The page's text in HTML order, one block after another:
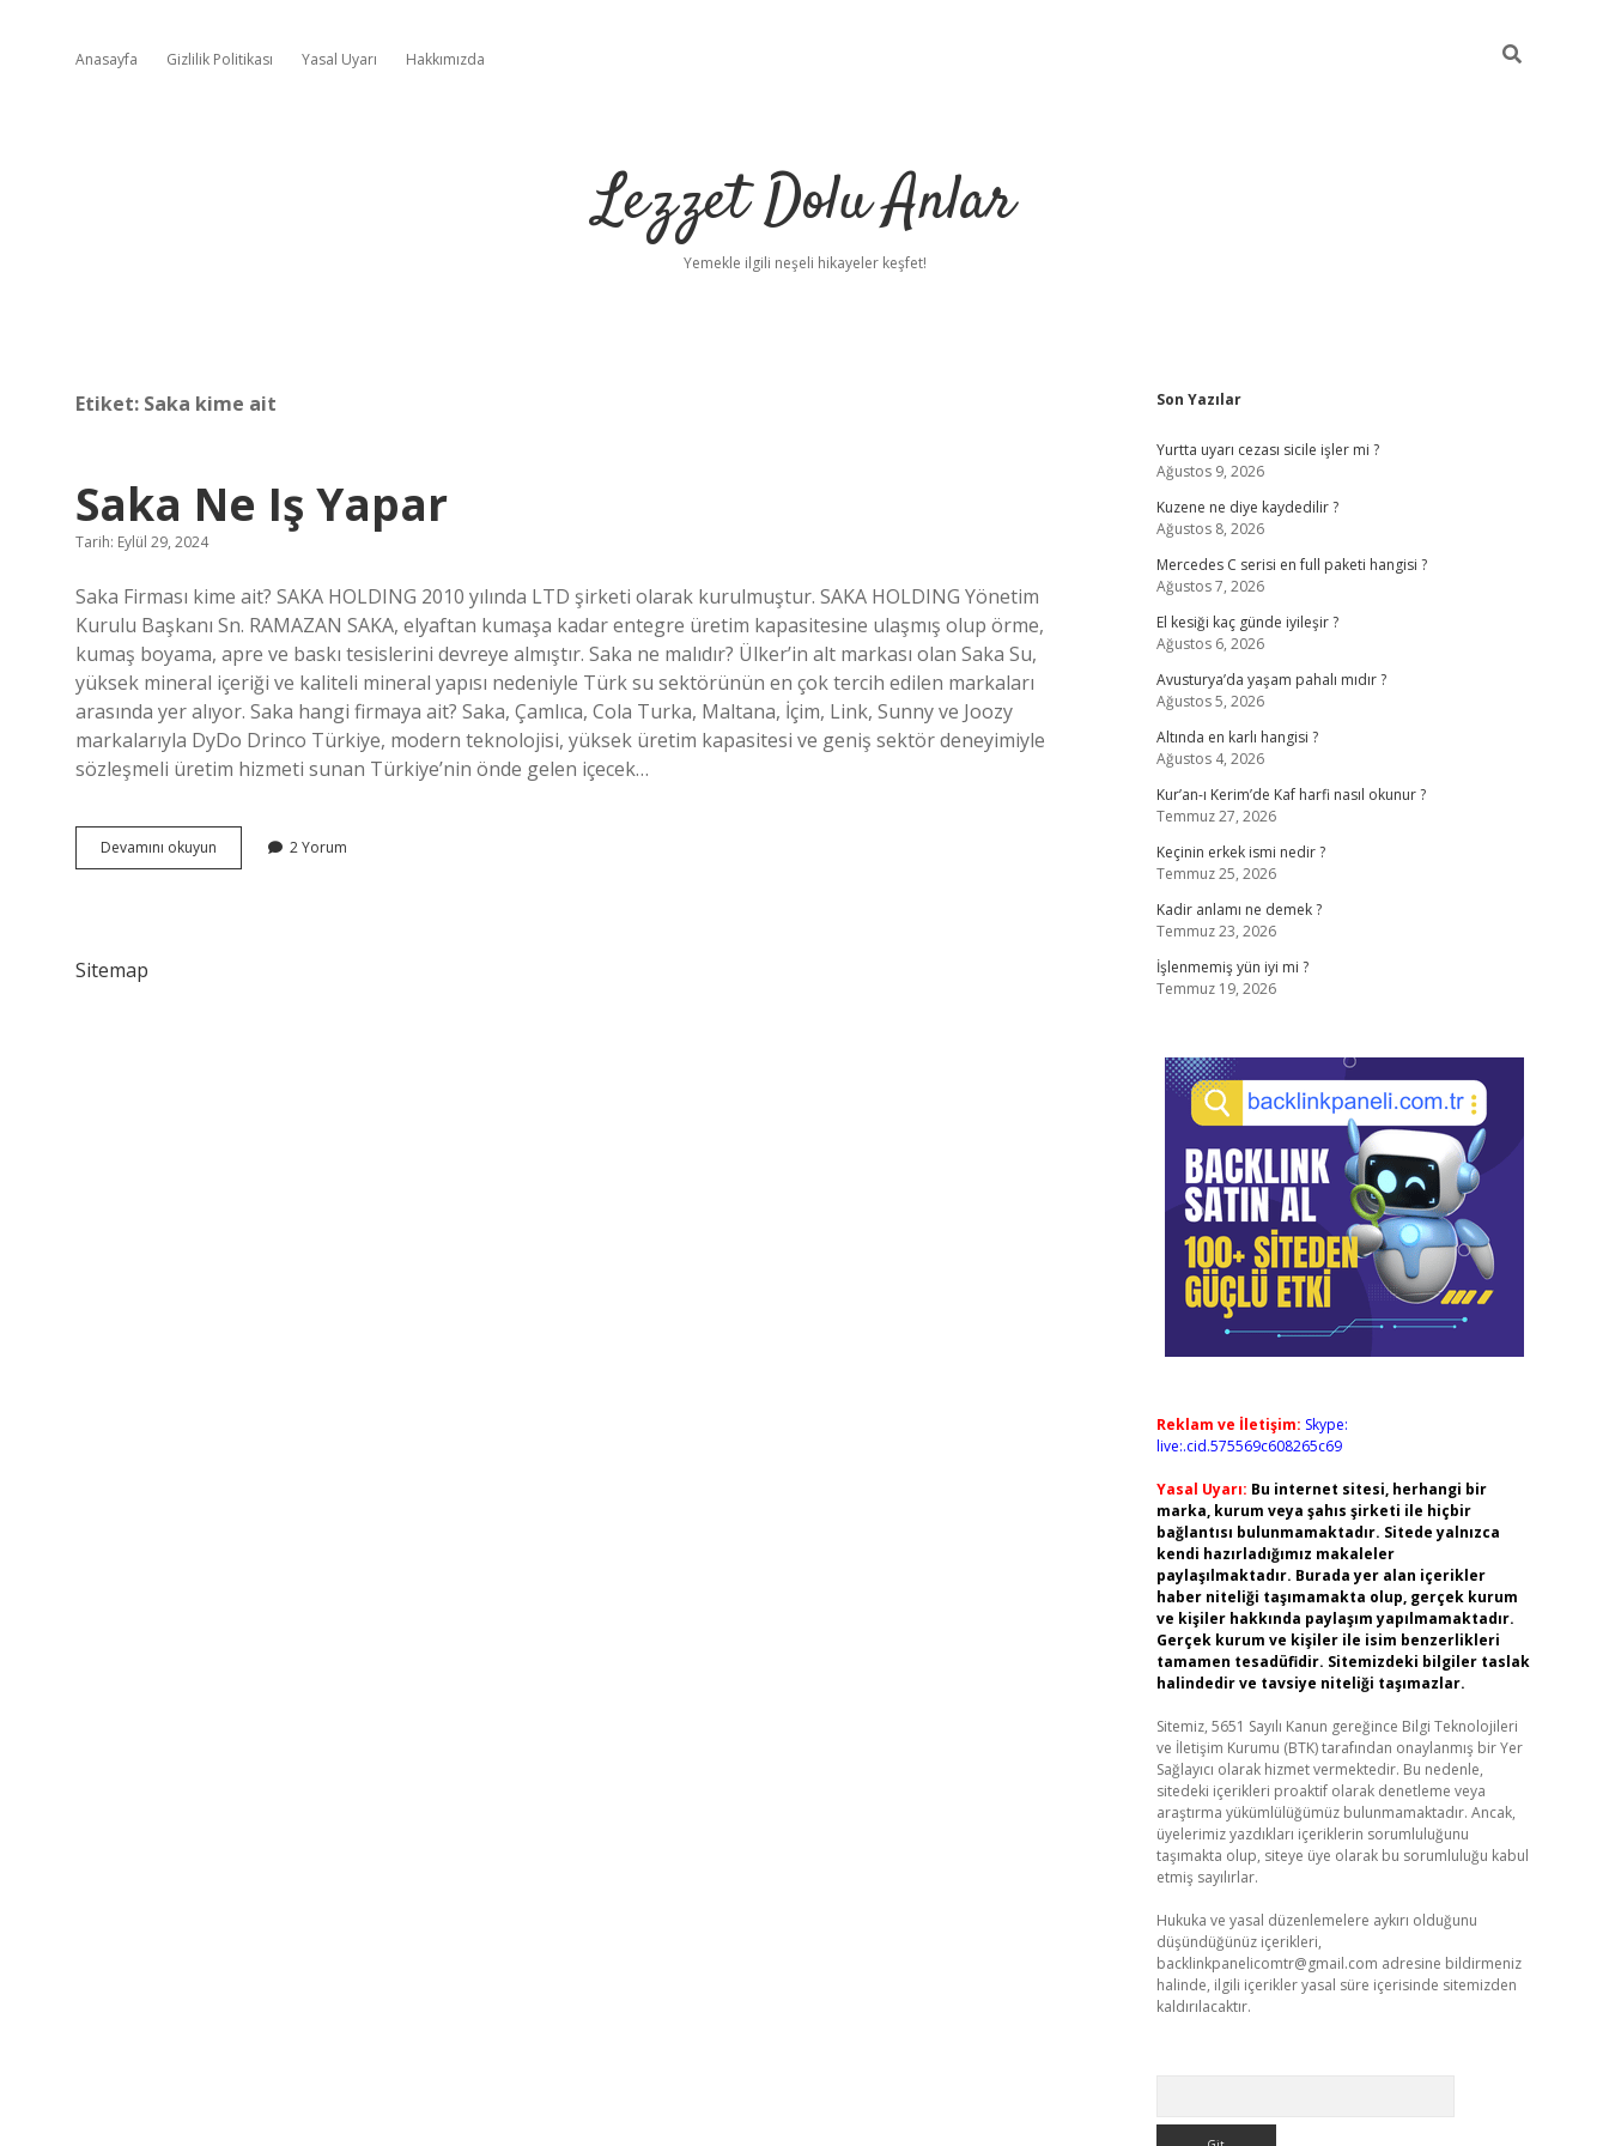
Anasayfa Gizlilik Politikası Yasal Uyarı Hakkımızda
Lezzet Dolu Anlar
Yemekle ilgili neşeli hikayeler keşfet!
Etiket: Saka kime ait
Saka Ne Iş Yapar
Tarih: Eylül 29, 2024
Saka Firması kime ait? SAKA HOLDING 2010 yılında LTD şirketi olarak kurulmuştur. SAKA HOLDING Yönetim
Kurulu Başkanı Sn. RAMAZAN SAKA, elyaftan kumaşa kadar entegre üretim kapasitesine ulaşmış olup örme,
kumaş boyama, apre ve baskı tesislerini devreye almıştır. Saka ne malıdır? Ülker’in alt markası olan Saka Su,
yüksek mineral içeriği ve kaliteli mineral yapısı nedeniyle Türk su sektörünün en çok tercih edilen markaları
arasında yer alıyor. Saka hangi firmaya ait? Saka, Çamlıca, Cola Turka, Maltana, İçim, Link, Sunny ve Joozy
markalarıyla DyDo Drinco Türkiye, modern teknolojisi, yüksek üretim kapasitesi ve geniş sektör deneyimiyle
sözleşmeli üretim hizmeti sunan Türkiye’nin önde gelen içecek…
Devamını okuyun
Ne
2 Yorum
Sitemap
Sidebar
Son Yazılar
Yurtta uyarı cezası sicile işler mi ?
Ağustos 9, 2026
Kuzene ne diye kaydedilir ?
Ağustos 8, 2026
Mercedes C serisi en full paketi hangisi ?
Ağustos 7, 2026
El kesiği kaç günde iyileşir ?
Ağustos 6, 2026
Avusturya’da yaşam pahalı mıdır ?
Ağustos 5, 2026
Altında en karlı hangisi ?
Ağustos 4, 2026
Kur’an-ı Kerim’de Kaf harfi nasıl okunur ?
Temmuz 27, 2026
Keçinin erkek ismi nedir ?
Temmuz 25, 2026
Kadir anlamı ne demek ?
Temmuz 23, 2026
İşlenmemiş yün iyi mi ?
Temmuz 19, 2026
Reklam ve İletişim: Skype:
live:.cid.575569c608265c69
Yasal Uyarı: Bu internet sitesi, herhangi bir
marka, kurum veya şahıs şirketi ile hiçbir
bağlantısı bulunmamaktadır. Sitede yalnızca
kendi hazırladığımız makaleler
paylaşılmaktadır. Burada yer alan içerikler
haber niteliği taşımamakta olup, gerçek kurum
ve kişiler hakkında paylaşım yapılmamaktadır.
Gerçek kurum ve kişiler ile isim benzerlikleri
tamamen tesadüfidir. Sitemizdeki bilgiler taslak
halindedir ve tavsiye niteliği taşımazlar.
Sitemiz, 5651 Sayılı Kanun gereğince Bilgi Teknolojileri
ve İletişim Kurumu (BTK) tarafından onaylanmış bir Yer
Sağlayıcı olarak hizmet vermektedir. Bu nedenle,
sitedeki içerikleri proaktif olarak denetleme veya
araştırma yükümlülüğümüz bulunmamaktadır. Ancak,
üyelerimiz yazdıkları içeriklerin sorumluluğunu
taşımakta olup, siteye üye olarak bu sorumluluğu kabul
etmiş sayılırlar.
Hukuka ve yasal düzenlemelere aykırı olduğunu
düşündüğünüz içerikleri,
backlinkpanelicomtr@gmail.com adresine bildirmeniz
halinde, ilgili içerikler yasal süre içerisinde sitemizden
kaldırılacaktır.
ilbet giriş